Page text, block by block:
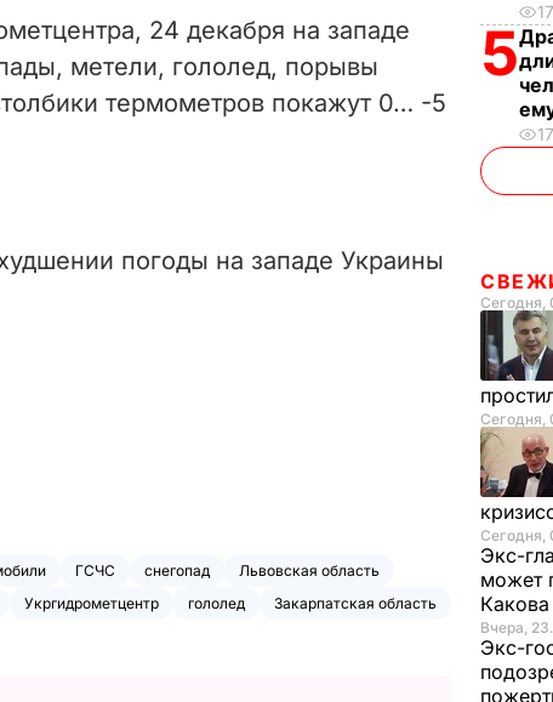
24 декабря на западе
метели, гололед, порывы
термометров покажут 0… -5
погоды на западе Украины
ГСЧС снегопад
Львовская область
Укргидрометцентр гололед
Закарпатская область
5
Сегодня,
Сегодня,
Сегодня,
Экс-
может
Вчера,
Экс-